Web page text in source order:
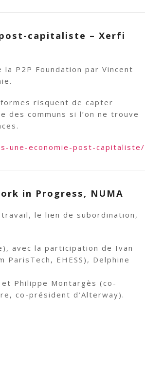
capitaliste – Xerfi
P2P Foundation par Vincent
risquent de capter
des communs si l’on ne trouve
une-economie-post-capitaliste/
in Progress, NUMA
le lien de subordination,
avec la participation de Ivan
ParisTech, EHESS), Delphine
Philippe Montargès (co-
co-président d’Alterway).